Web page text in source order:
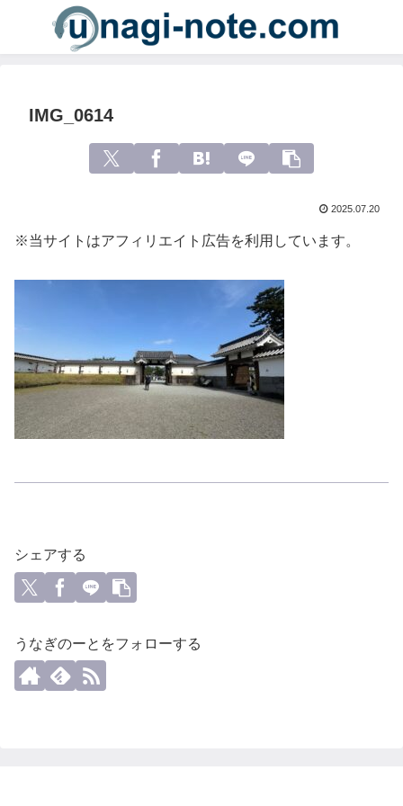
IMG_0614
2025.07.20
※当サイトはアフィリエイト広告を利用しています。
シェアする
うなぎのーとをフォローする